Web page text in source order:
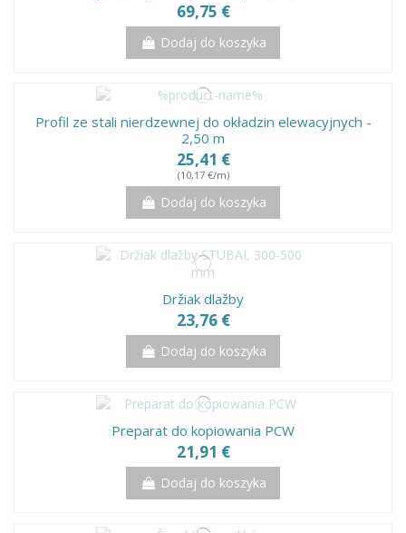
69,75 €
Dodaj do koszyka
Profil ze stali nierdzewnej do okładzin elewacyjnych -
2,50 m
25,41 €
(10,17 €/m)
Dodaj do koszyka
Držiak dlažby
23,76 €
Dodaj do koszyka
Preparat do kopiowania PCW
21,91 €
Dodaj do koszyka